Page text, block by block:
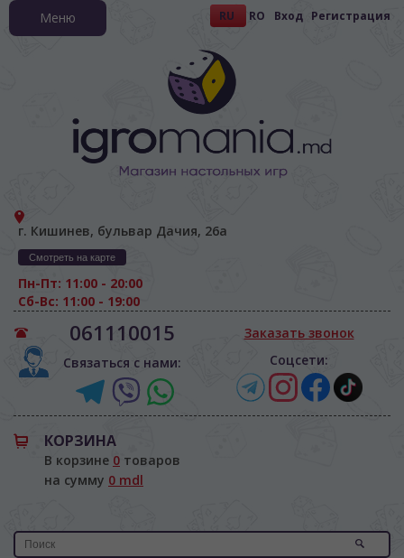
RU RO Вход Регистрация
г. Кишинев, бульвар Дачия, 26а
Смотреть на карте
Пн-Пт: 11:00 - 20:00
Сб-Вс: 11:00 - 19:00
061110015
Связаться с нами:
Заказать звонок
Соцсети:
КОРЗИНА
В корзине 0 товаров
на сумму 0 mdl
Меню